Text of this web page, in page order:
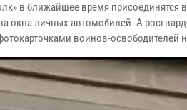
в ближайшее время присоединятся
окна личных автомобилей. А
воинов-освободителей